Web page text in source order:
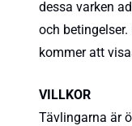
dessa varken
och
kommer att
VILLKOR
Tävlingarna är